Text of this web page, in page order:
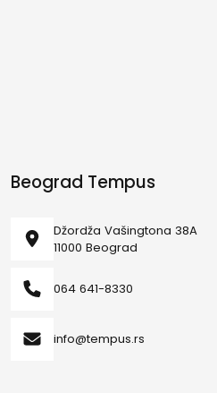
Beograd Tempus
Džordža Vašingtona 38A
11000 Beograd
064 641-8330
info@tempus.rs